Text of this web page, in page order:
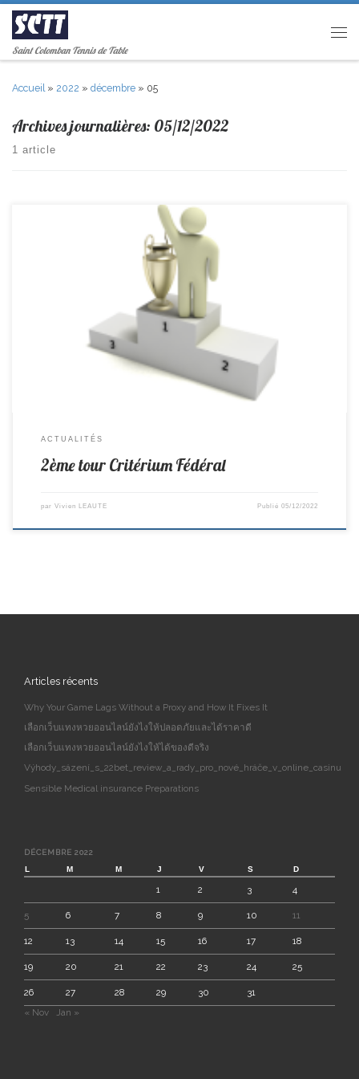
Passer au contenu
Saint Colomban Tennis de Table
Accueil » 2022 » décembre » 05
Archives journalières: 05/12/2022
1 article
Ce week-end 5 joueurs du club participaient au 2ème tour du critérium
Fédéral. Hugo termine 4ème en Pré-Régionale Minimes. Adrien
termine 19ème en Départementale 1 Juniors. Lucas Gillet jouait en
Séniors D1 et termine 14ème. Lucas Groussain termine 14ème en Pré-
Régionale Séniors. Loris termine 2ème en Régionale Minimes et monte
ACTUALITÉS
2ème tour Critérium Fédéral
par Vivien LEAUTE Publié05/12/2022
Articles récents
Why Your Game Lags Without a Proxy and How It Fixes It
เลือกเว็บแทงหวยออนไลน์ยังไงให้ปลอดภัยและได้ราคาดี
เลือกเว็บแทงหวยออนไลน์ยังไงให้ได้ของดีจริง
Výhody_sázení_s_22bet_review_a_rady_pro_nové_hráče_v_online_casinu
Sensible Medical insurance Preparations
DÉCEMBRE 2022
L
M M J V S D
1 2 3 4
5 6 7 8 9 10 11
12 13 14 15 16 17 18
19 20 21 22 23 24 25
26 27 28 29 30
31
« Nov
Jan »